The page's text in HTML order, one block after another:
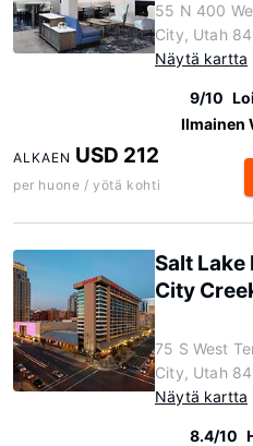
55 N 400
City, Utah
Näytä kartta
9/10
Ilmainen
ALKAEN USD 212
per huone / yötä kohti
Salt
City
75 S West
City, Utah
Näytä kartta
8.4/10